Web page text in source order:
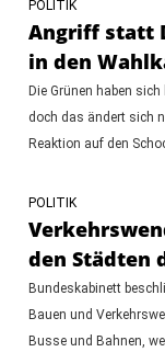
POLITIK
Angriff statt
in den
Die Grünen haben
doch das ändert sich
Reaktion auf den
POLITIK
den Städten
Bundeskabinett
Bauen und
Busse und Bahnen,